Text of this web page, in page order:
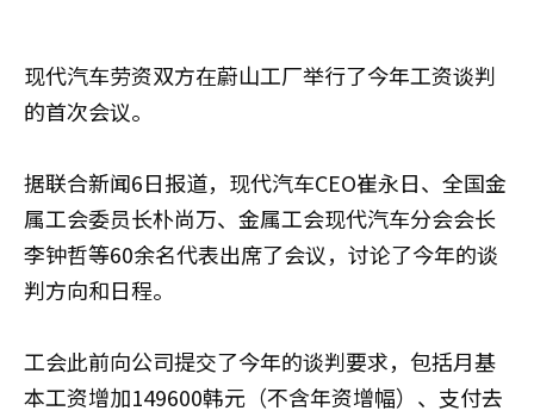
现代汽车劳资双方在蔚山工厂举行了今年工资谈判
的首次会议。
据联合新闻6日报道，现代汽车CEO崔永日、全国金
属工会委员长朴尚万、金属工会现代汽车分会会长
李钟哲等60余名代表出席了会议，讨论了今年的谈
判方向和日程。
工会此前向公司提交了今年的谈判要求，包括月基
本工资增加149600韩元（不含年资增幅）、支付去